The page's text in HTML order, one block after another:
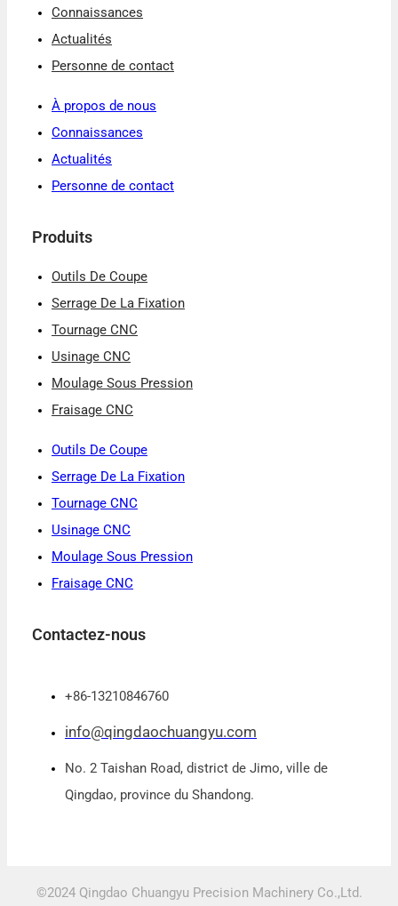
Connaissances
Actualités
Personne de contact
À propos de nous
Connaissances
Actualités
Personne de contact
Produits
Outils De Coupe
Serrage De La Fixation
Tournage CNC
Usinage CNC
Moulage Sous Pression
Fraisage CNC
Outils De Coupe
Serrage De La Fixation
Tournage CNC
Usinage CNC
Moulage Sous Pression
Fraisage CNC
Contactez-nous
+86-13210846760
info@qingdaochuangyu.com
No. 2 Taishan Road, district de Jimo, ville de
Qingdao, province du Shandong.
©2024 Qingdao Chuangyu Precision Machinery Co.,Ltd.